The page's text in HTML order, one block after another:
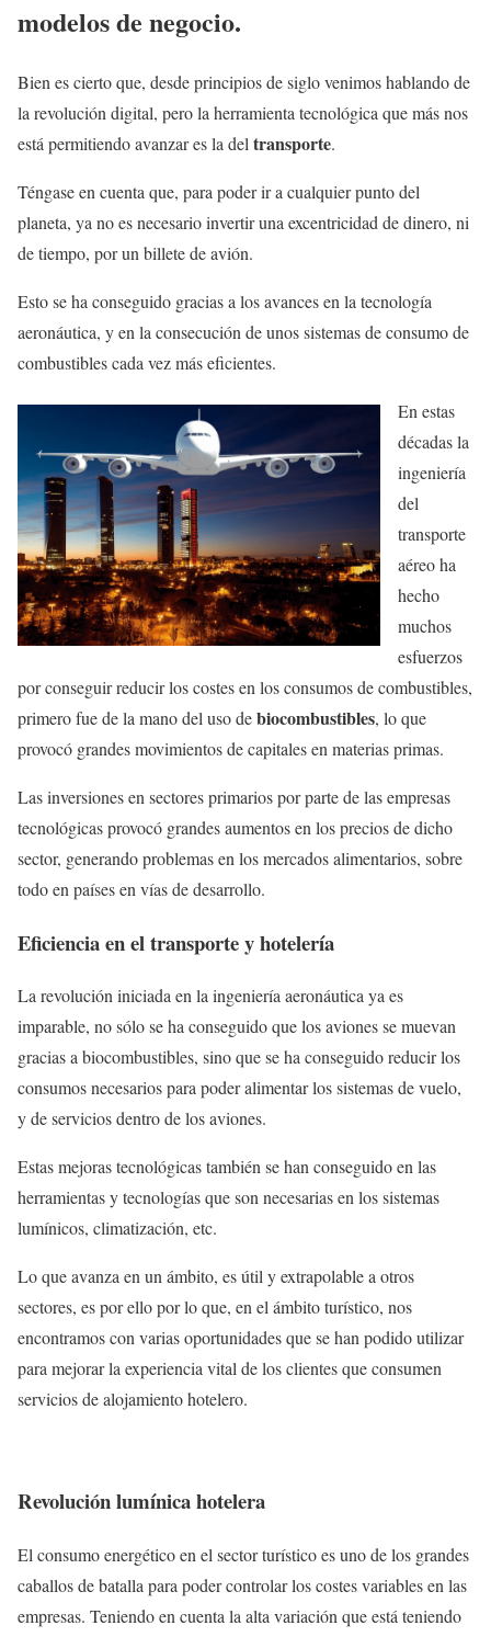
modelos de negocio.
Bien es cierto que, desde principios de siglo venimos hablando de
la revolución digital, pero la herramienta tecnológica que más nos
está permitiendo avanzar es la del transporte.
Téngase en cuenta que, para poder ir a cualquier punto del
planeta, ya no es necesario invertir una excentricidad de dinero, ni
de tiempo, por un billete de avión.
Esto se ha conseguido gracias a los avances en la tecnología
aeronáutica, y en la consecución de unos sistemas de consumo de
combustibles cada vez más eficientes.
En estas
décadas la
ingeniería
del
transporte
aéreo ha
hecho
muchos
esfuerzos
por conseguir reducir los costes en los consumos de combustibles,
primero fue de la mano del uso debiocombustibles, lo que
provocó grandes movimientos de capitales en materias primas.
Las inversiones en sectores primarios por parte de las empresas
tecnológicas provocó grandes aumentos en los precios de dicho
sector, generando problemas en los mercados alimentarios, sobre
todo en países en vías de desarrollo.
Eficiencia en el transporte y hotelería
La revolución iniciada en la ingeniería aeronáutica ya es
imparable, no sólo se ha conseguido que los aviones se muevan
gracias a biocombustibles, sino que se ha conseguido reducir los
consumos necesarios para poder alimentar los sistemas de vuelo,
y de servicios dentro de los aviones.
Estas mejoras tecnológicas también se han conseguido en las
herramientas y tecnologías que son necesarias en los sistemas
lumínicos, climatización, etc.
Lo que avanza en un ámbito, es útil y extrapolable a otros
sectores, es por ello por lo que, en el ámbito turístico, nos
encontramos con varias oportunidades que se han podido utilizar
para mejorar la experiencia vital de los clientes que consumen
servicios de alojamiento hotelero.
Revolución lumínica hotelera
El consumo energético en el sector turístico es uno de los grandes
caballos de batalla para poder controlar los costes variables en las
empresas. Teniendo en cuenta la alta variación que está teniendo